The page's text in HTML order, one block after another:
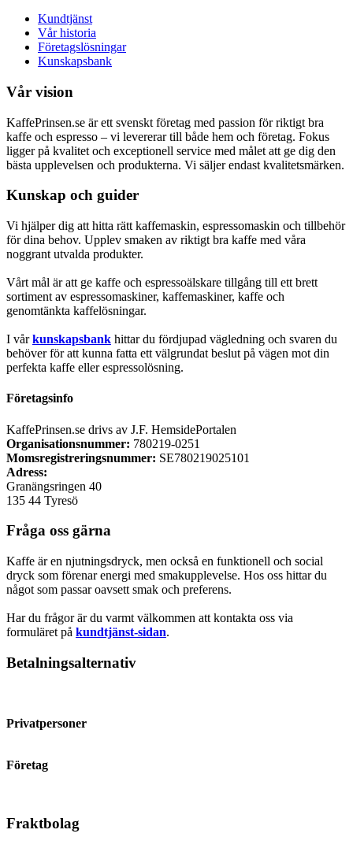
Kundtjänst
Vår historia
Företagslösningar
Kunskapsbank
Vår vision
KaffePrinsen.se är ett svenskt företag med passion för riktigt bra
kaffe och espresso – vi levererar till både hem och företag. Fokus
ligger på kvalitet och exceptionell service med målet att ge dig den
bästa upplevelsen och produkterna. Vi säljer endast kvalitetsmärken.
Kunskap och guider
Vi hjälper dig att hitta rätt kaffemaskin, espressomaskin och tillbehör
för dina behov. Upplev smaken av riktigt bra kaffe med våra
noggrant utvalda produkter.
Vårt mål är att ge kaffe och espressoälskare tillgång till ett brett
sortiment av espressomaskiner, kaffemaskiner, kaffe och
genomtänkta kaffelösningar.
I vårkunskapsbank hittar du fördjupad vägledning och svaren du
behöver för att kunna fatta ett välgrundat beslut på vägen mot din
perfekta kaffe eller espressolösning.
Företagsinfo
KaffePrinsen.se drivs av J.F. HemsidePortalen
Organisationsnummer: 780219-0251
Momsregistreringsnummer: SE780219025101
Adress:
Granängsringen 40
135 44 Tyresö
Fråga oss gärna
Kaffe är en njutningsdryck, men också en funktionell och social
dryck som förenar energi med smakupplevelse. Hos oss hittar du
något som passar oavsett smak och preferens.
Har du frågor är du varmt välkommen att kontakta oss via
formuläret på kundtjänst-sidan.
Betalningsalternativ
Privatpersoner
Företag
Fraktbolag